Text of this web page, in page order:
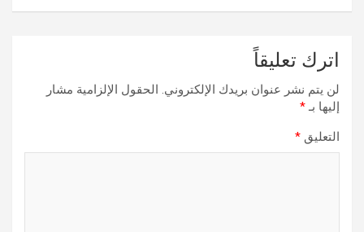
اترك تعليقاً
لن يتم نشر عنوان بريدك الإلكتروني. الحقول الإلزامية مشار
إليها بـ*
التعليق *